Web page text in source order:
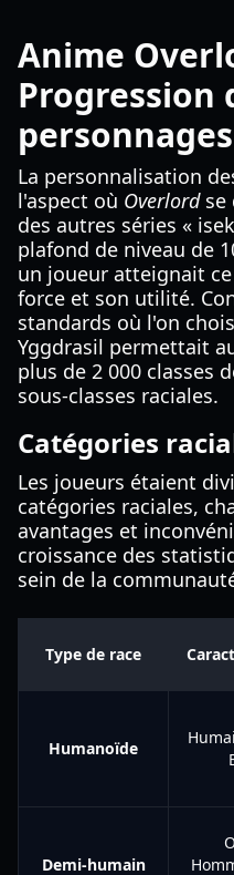
Anime
Progression
La personnalisation
l'aspect où Overlordse
des autres séries «
plafond de niveau de
un joueur atteignait
force et son utilité.
standards où l'on
Yggdrasil permettait
plus de 2 000 classes
sous-classes raciales.
Catégories
Les joueurs étaient
catégories raciales,
avantages et
croissance des
sein de la
Type de race
Humanoïde
Demi-humain